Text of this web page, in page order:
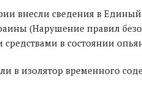
внесли сведения в
(Нарушение правил
в состоянии
в изолятор временного